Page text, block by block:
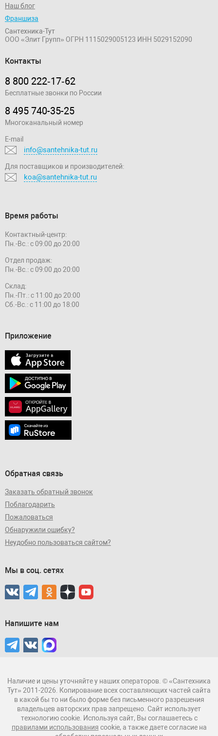
Наш блог
Франшиза
Сантехника-Тут
ООО «Элит Групп» ОГРН 1115029005123 ИНН 5029152090
Контакты
8 800 222‑17‑62
Бесплатные звонки по России
8 495 740-35-25
Многоканальный номер
E-mail
info@santehnika-tut.ru
Для поставщиков и производителей:
koa@santehnika-tut.ru
Время работы
Контактный-центр:
Пн.-Вс.: с 09:00 до 20:00
Отдел продаж:
Пн.-Вс.: с 09:00 до 20:00
Склад:
Пн.-Пт.: с 11:00 до 20:00
Сб.-Вс.: с 11:00 до 18:00
Приложение
Обратная связь
Заказать обратный звонок
Поблагодарить
Пожаловаться
Обнаружили ошибку?
Неудобно пользоваться сайтом?
Мы в соц. сетях
Напишите нам
Наличие и цены уточняйте у наших операторов. © «Сантехника
Тут» 2011-2026. Копирование всех составляющих частей сайта
в какой бы то ни было форме без письменного разрешения
владельцев авторских прав запрещено. Сайт использует
технологию cookie. Используя сайт, Вы соглашаетесь с
правилами использования cookie, а также даете согласие на